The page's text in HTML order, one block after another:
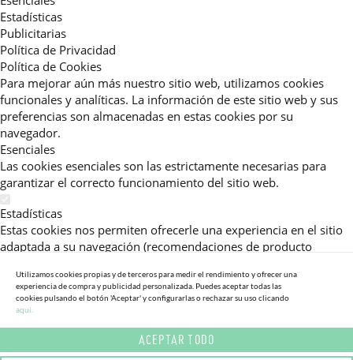
Estadísticas
Publicitarias
Política de Privacidad
Política de Cookies
Para mejorar aún más nuestro sitio web, utilizamos cookies
funcionales y analíticas. La información de este sitio web y sus
preferencias son almacenadas en estas cookies por su
navegador.
Esenciales
Las cookies esenciales son las estrictamente necesarias para
garantizar el correcto funcionamiento del sitio web.
Estadísticas
Estas cookies nos permiten ofrecerle una experiencia en el sitio
adaptada a su navegación (recomendaciones de producto
consultadas, etc).Al activar esta cookie, nos ayuda a mejorar aún
más su experiencia.
Publicitarias
Estas cookies permiten a nuestros socios publicitarios enviarle
Utilizamos cookies propias y de terceros para medir el rendimiento y ofrecer una
experiencia de compra y publicidad personalizada. Puedes aceptar todas las
cookies pulsando el botón 'Aceptar' y configurarlas o rechazar su uso clicando
aqui.
ACEPTAR TODO